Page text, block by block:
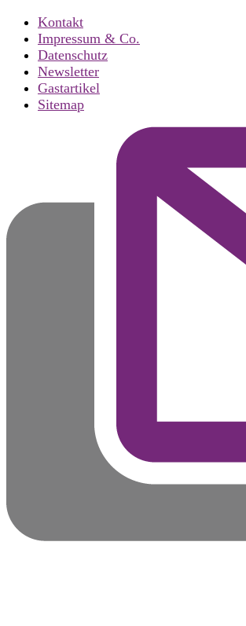
Kontakt
Impressum & Co.
Datenschutz
Newsletter
Gastartikel
Sitemap